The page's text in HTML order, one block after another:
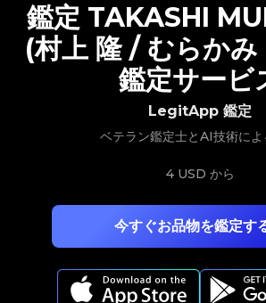
今すぐお品物を鑑定す
LegitApp 鑑定
ベテラン鑑定士とAI技術によ
4 USD から
鑑定 TAKASHI
(村上 隆 / むらかみ
鑑定サービ